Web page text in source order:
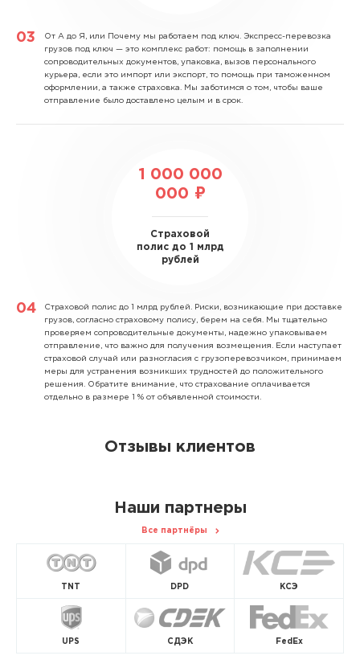
От А до Я, или Почему мы работаем под ключ. Экспресс-перевозка
грузов под ключ — это комплекс работ: помощь в заполнении
сопроводительных документов, упаковка, вызов персонального
курьера, если это импорт или экспорт, то помощь при таможенном
оформлении, а также страховка. Мы заботимся о том, чтобы ваше
отправление было доставлено целым и в срок.
1 000 000
000 ₽
Страховой
полис до 1 млрд
рублей
Страховой полис до 1 млрд рублей. Риски, возникающие при доставке
грузов, согласно страховому полису, берем на себя. Мы тщательно
проверяем сопроводительные документы, надежно упаковываем
отправление, что важно для получения возмещения. Если наступает
страховой случай или разногласия с грузоперевозчиком, принимаем
меры для устранения возникших трудностей до положительного
решения. Обратите внимание, что страхование оплачивается
отдельно в размере 1 % от объявленной стоимости.
Отзывы клиентов
Наши партнеры
Все партнёры
TNT DPD КСЭ
UPS СДЭК FedEx